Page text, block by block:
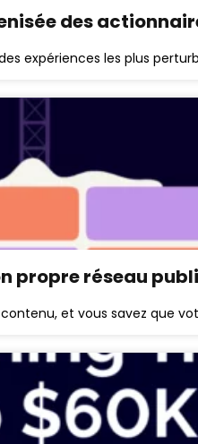
des
expériences les plus
propre réseau
et vous savez que